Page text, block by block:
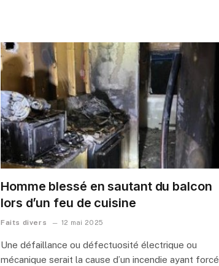
Homme blessé en sautant du balcon
lors d’un feu de cuisine
Faits divers 12 mai 2025
Une défaillance ou défectuosité électrique ou
mécanique serait la cause d’un incendie ayant forcé